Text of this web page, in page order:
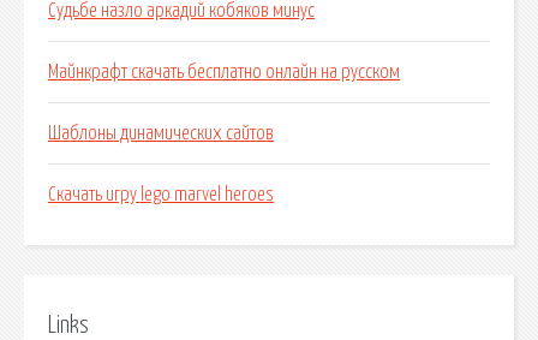
Судьбе назло аркадий кобяков минус
Майнкрафт скачать бесплатно онлайн на русском
Шаблоны динамических сайтов
Скачать игру lego marvel heroes
Links